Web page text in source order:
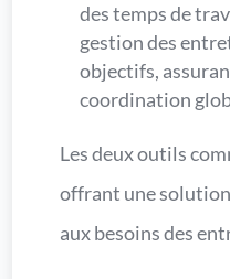
des temps de
gestion des
objectifs,
coordination
Les deux outils
offrant une
aux besoins des